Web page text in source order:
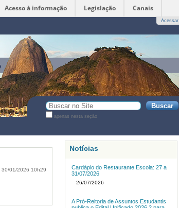
Acesso à informação Legislação Canais
Acessar
Busca
apenas nesta seção
30/01/2026 10h29
Notícias
Cardápio do Restaurante Escola: 27 a
31/07/2026
26/07/2026
A Pró-Reitoria de Assuntos Estudantis